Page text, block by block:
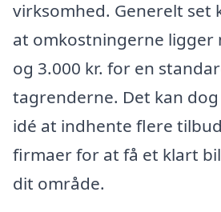
virksomhed. Generelt set
at omkostningerne ligger
og 3.000 kr. for en
tagrenderne. Det kan
idé at indhente flere
firmaer for at få et klart
dit område.